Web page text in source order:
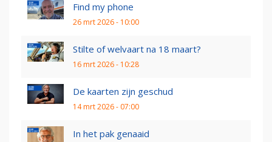
Find my phone
26 mrt 2026 - 10:00
Stilte of welvaart na 18 maart?
16 mrt 2026 - 10:28
De kaarten zijn geschud
14 mrt 2026 - 07:00
In het pak genaaid